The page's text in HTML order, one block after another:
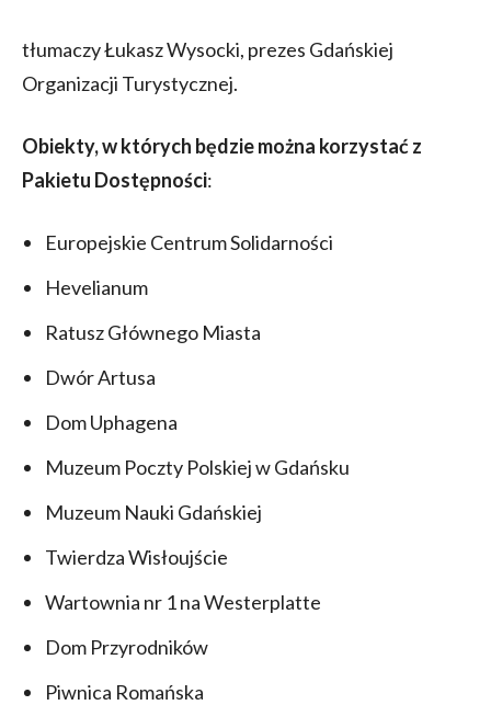
tłumaczy Łukasz Wysocki, prezes Gdańskiej
Organizacji Turystycznej.
Obiekty, w których będzie można korzystać z
Pakietu Dostępności:
Europejskie Centrum Solidarności
Hevelianum
Ratusz Głównego Miasta
Dwór Artusa
Dom Uphagena
Muzeum Poczty Polskiej w Gdańsku
Muzeum Nauki Gdańskiej
Twierdza Wisłoujście
Wartownia nr 1 na Westerplatte
Dom Przyrodników
Piwnica Romańska